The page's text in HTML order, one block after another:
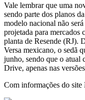
Vale lembrar que uma
sendo parte dos planos
modelo nacional não
projetada para mercados
planta de Resende (RJ).
Versa mexicano, o sedã
junho, sendo que o atual
Drive, apenas nas
Com informações do site